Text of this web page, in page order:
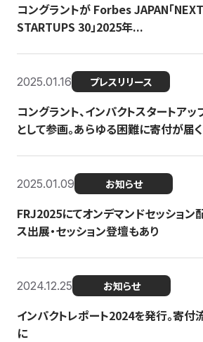
コングラントが Forbes JAPAN「
STARTUPS 30」2025年...
2025.01.16 プレスリリース
コングラント、インパクトスタートア
として参画。あらゆる困難に寄付が届
2025.01.09 お知らせ
FRJ2025にてオンデマンドセッション
ス出展・セッション登壇もあり
2024.12.25 お知らせ
インパクトレポート2024を発行。寄
に